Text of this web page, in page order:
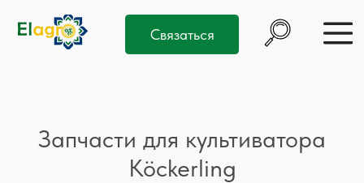
Запчасти для культиватора
Köckerling